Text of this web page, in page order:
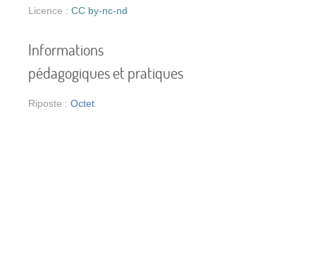
Licence : CC by-nc-nd
Informations
pédagogiques et pratiques
Riposte : Octet